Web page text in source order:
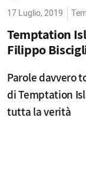
17 Luglio, 2019
Temptation
Filippo
Parole davvero
di Temptation
tutta la verità